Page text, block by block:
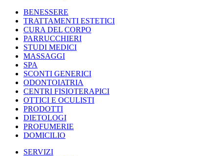
BENESSERE
TRATTAMENTI ESTETICI
CURA DEL CORPO
PARRUCCHIERI
STUDI MEDICI
MASSAGGI
SPA
SCONTI GENERICI
ODONTOIATRIA
CENTRI FISIOTERAPICI
OTTICI E OCULISTI
PRODOTTI
DIETOLOGI
PROFUMERIE
DOMICILIO
SERVIZI